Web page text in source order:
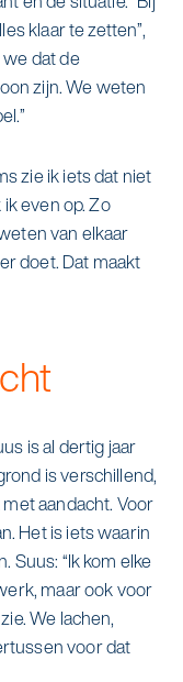
klaar te zetten”,
we dat de
zijn. We weten
zie ik iets dat niet
even op. Zo
van elkaar
doet. Dat maakt
is al dertig jaar
is verschillend,
aandacht. Voor
Het is iets waarin
Suus: “Ik kom elke
maar ook voor
We lachen,
voor dat